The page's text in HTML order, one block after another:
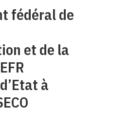
fédéral de
et de la
à